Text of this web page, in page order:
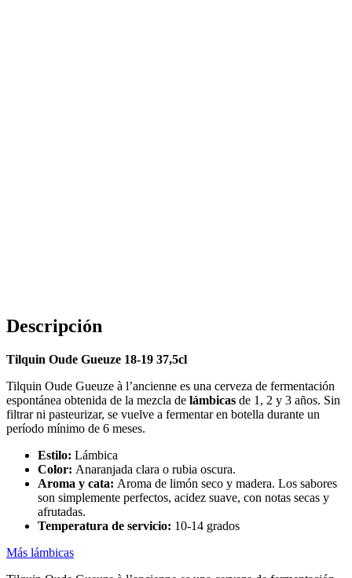
Descripción
Tilquin Oude Gueuze 18-19 37,5cl
Tilquin Oude Gueuze à l’ancienne es una cerveza de fermentación
espontánea obtenida de la mezcla de lámbicas de 1, 2 y 3 años. Sin
filtrar ni pasteurizar, se vuelve a fermentar en botella durante un
período mínimo de 6 meses.
Estilo: Lámbica
Color: Anaranjada clara o rubia oscura.
Aroma y cata: Aroma de limón seco y madera. Los sabores
son simplemente perfectos, acidez suave, con notas secas y
afrutadas.
Temperatura de servicio: 10-14 grados
Más lámbicas